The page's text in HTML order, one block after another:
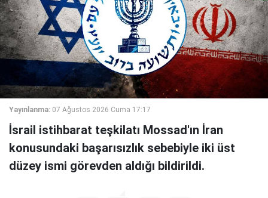
Yayınlanma: 07 Ağustos 2026 Cuma 17:17
İsrail istihbarat teşkilatı Mossad'ın İran
konusundaki başarısızlık sebebiyle iki üst
düzey ismi görevden aldığı bildirildi.